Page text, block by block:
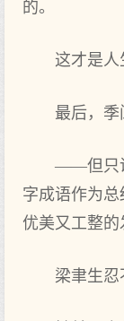
的。
这才是人
最后，季
——但只
字成语作为
优美又工整的
梁聿生忍